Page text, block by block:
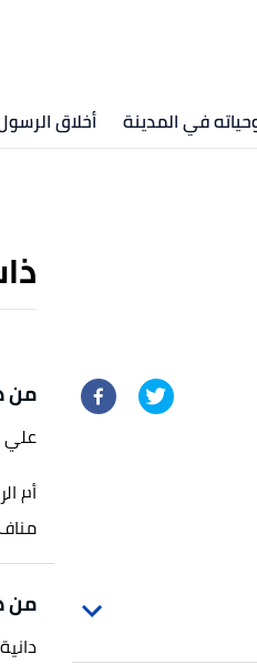
في المدينة أخلاق
من
علي
أم
من